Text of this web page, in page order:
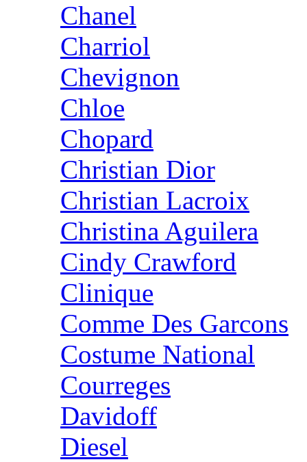
Chanel
Charriol
Chevignon
Chloe
Chopard
Christian Dior
Christian Lacroix
Christina Aguilera
Cindy Crawford
Clinique
Comme Des Garcons
Costume National
Courreges
Davidoff
Diesel